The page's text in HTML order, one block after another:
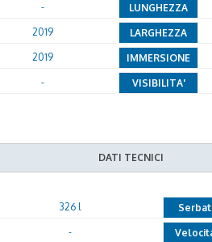
- LUNGHEZZA
2019 LARGHEZZA
2019 IMMERSIONE
- VISIBILITA'
DATI TECNICI
326 l
-